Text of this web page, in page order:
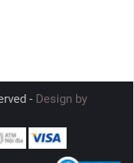
- Design by